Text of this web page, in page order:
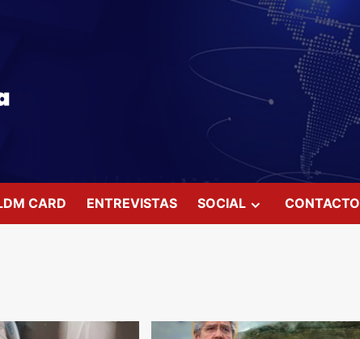
CARD ENTREVISTAS SOCIAL CONTACTO